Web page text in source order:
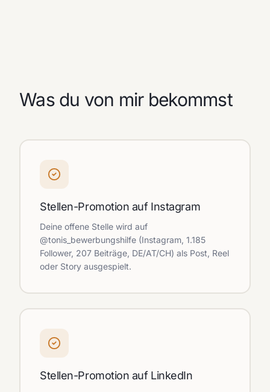
Was du von mir bekommst
Stellen-Promotion auf Instagram
Deine offene Stelle wird auf
@tonis_bewerbungshilfe (Instagram, 1.185
Follower, 207 Beiträge, DE/AT/CH) als Post, Reel
oder Story ausgespielt.
Stellen-Promotion auf LinkedIn